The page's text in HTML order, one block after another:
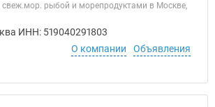
свеж.мор. рыбой и морепродуктами в Москве,
ИНН: 519040291803
О компании
Объявления